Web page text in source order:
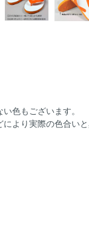
色もございます。
より実際の色合いと